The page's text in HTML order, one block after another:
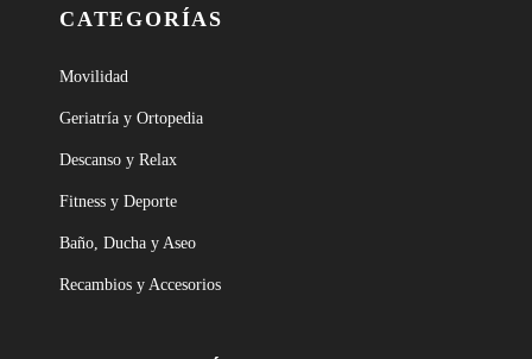
CATEGORÍAS
Movilidad
Geriatría y Ortopedia
Descanso y Relax
Fitness y Deporte
Baño, Ducha y Aseo
Recambios y Accesorios